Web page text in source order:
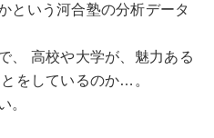
という河合塾の分析データ
、 高校や大学が、魅力ある
をしているのか…。
。